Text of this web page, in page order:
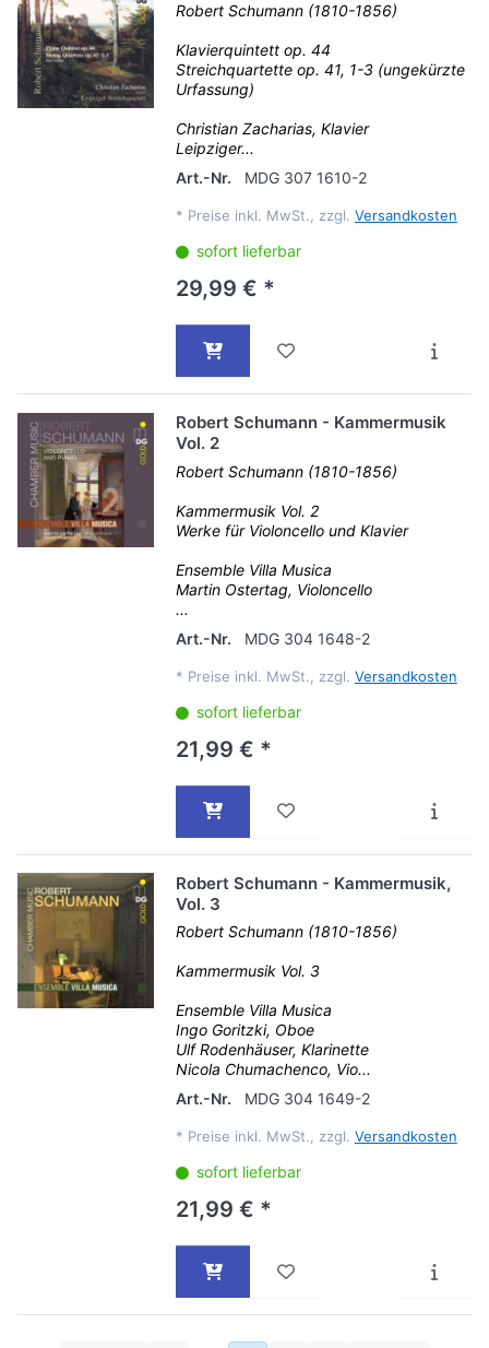
Robert Schumann (1810-1856)
Klavierquintett op. 44
Streichquartette op. 41, 1-3 (ungekürzte
Urfassung)
Christian Zacharias, Klavier
Leipziger...
Art.-Nr.
MDG 307 1610-2
* Preise inkl. MwSt., zzgl. Versandkosten
sofort lieferbar
29,99 € *
Robert Schumann - Kammermusik
Vol. 2
Robert Schumann (1810-1856)
Kammermusik Vol. 2
Werke für Violoncello und Klavier
Ensemble Villa Musica
Martin Ostertag, Violoncello
...
Art.-Nr.
MDG 304 1648-2
* Preise inkl. MwSt., zzgl. Versandkosten
sofort lieferbar
21,99 € *
Robert Schumann - Kammermusik,
Vol. 3
Robert Schumann (1810-1856)
Kammermusik Vol. 3
Ensemble Villa Musica
Ingo Goritzki, Oboe
Ulf Rodenhäuser, Klarinette
Nicola Chumachenco, Vio...
Art.-Nr.
MDG 304 1649-2
* Preise inkl. MwSt., zzgl. Versandkosten
sofort lieferbar
21,99 € *